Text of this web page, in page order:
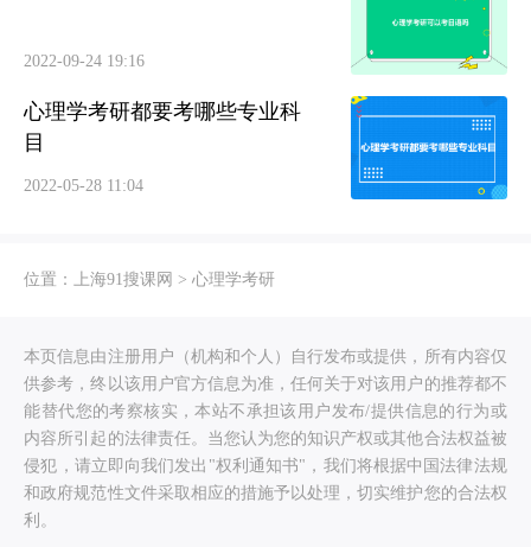
2022-09-24 19:16
心理学考研都要考哪些专业科
目
2022-05-28 11:04
位置： 上海91搜课网 >心理学考研
本页信息由注册用户（机构和个人）自行发布或提供，所有内容仅
供参考，终以该用户官方信息为准，任何关于对该用户的推荐都不
能替代您的考察核实，本站不承担该用户发布/提供信息的行为或
内容所引起的法律责任。当您认为您的知识产权或其他合法权益被
侵犯，请立即向我们发出"权利通知书"，我们将根据中国法律法规
和政府规范性文件采取相应的措施予以处理，切实维护您的合法权
利。